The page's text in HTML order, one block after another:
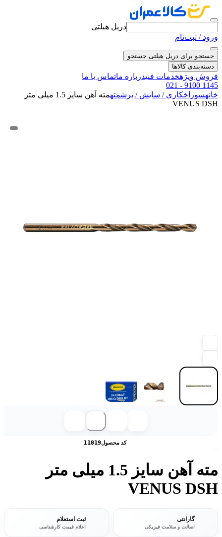
دریل هیلتی
ورود / ثبت‌نام
جستجو برای دریل هیلتی جستجو
دسته‌بندی کالاها
فروش ویژهخدمات فنیدرباره ماتماس با ما
021 - 9100 1145
خانهسوراخکاری / سایش / برشمته
مته آهن سایز 1.5 میلی متر
VENUS DSH
کد محصول11819
مته آهن سایز 1.5 میلی متر
VENUS DSH
گارانتی
اصالت و سلامت فیزیکی
ثبت استعلام
اعلام قیمت کارشناسی